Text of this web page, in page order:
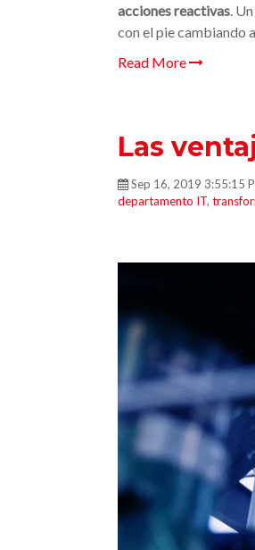
acciones reactivas .
con el pie cambiando
Read More
Las
Sep 16, 2019 3:55:15
departamento IT,